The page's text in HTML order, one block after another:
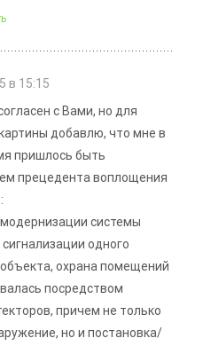
в 15:15
с Вами, но для
добавлю, что мне в
пришлось быть
прецедента воплощения
системы
одного
объекта, охрана помещений
посредством
причем не только
но и постановка/